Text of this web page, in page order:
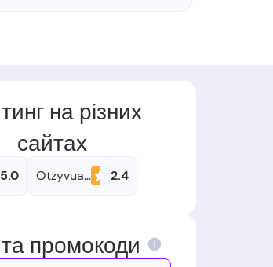
на різних
сайтах
5.0 Otzyvua.net 2.4
та промокоди